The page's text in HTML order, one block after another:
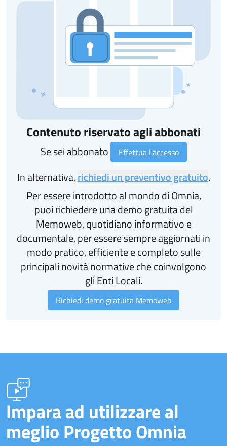
Contenuto riservato agli abbonati
Se sei abbonato Effettua l'accesso
In alternativa,richiedi un preventivo gratuito.
Per essere introdotto al mondo di Omnia,
puoi richiedere una demo gratuita del
Memoweb, quotidiano informativo e
documentale, per essere sempre aggiornati in
modo pratico, efficiente e completo sulle
principali novità normative che coinvolgono
gli Enti Locali.
Richiedi demo gratuita Memoweb
Impara ad utilizzare al
meglio Progetto Omnia